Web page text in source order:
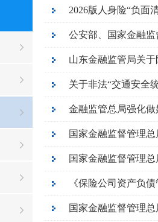
2026版人身险“负面
山东金融监管局关
关于非法“交通安全
金融监管总局强化
国家金融监督管理
《保险公司资产负